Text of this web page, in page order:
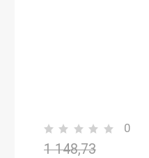
0
1 148,73